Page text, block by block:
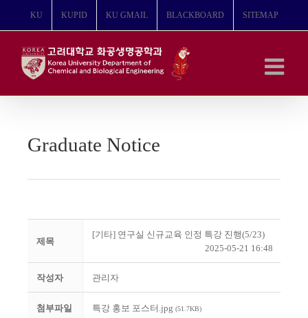
뛰
KU KUPID KU GMAIL BLACKBOARD SITEMAP
Graduate Notice
제목
[기타] 연구실 신규교육 인정 특강 진행(5/23)
2025-05-21 16:48
작성자 관리자
첨부파일 특강 홍보 포스터.jpg (51.7KB)